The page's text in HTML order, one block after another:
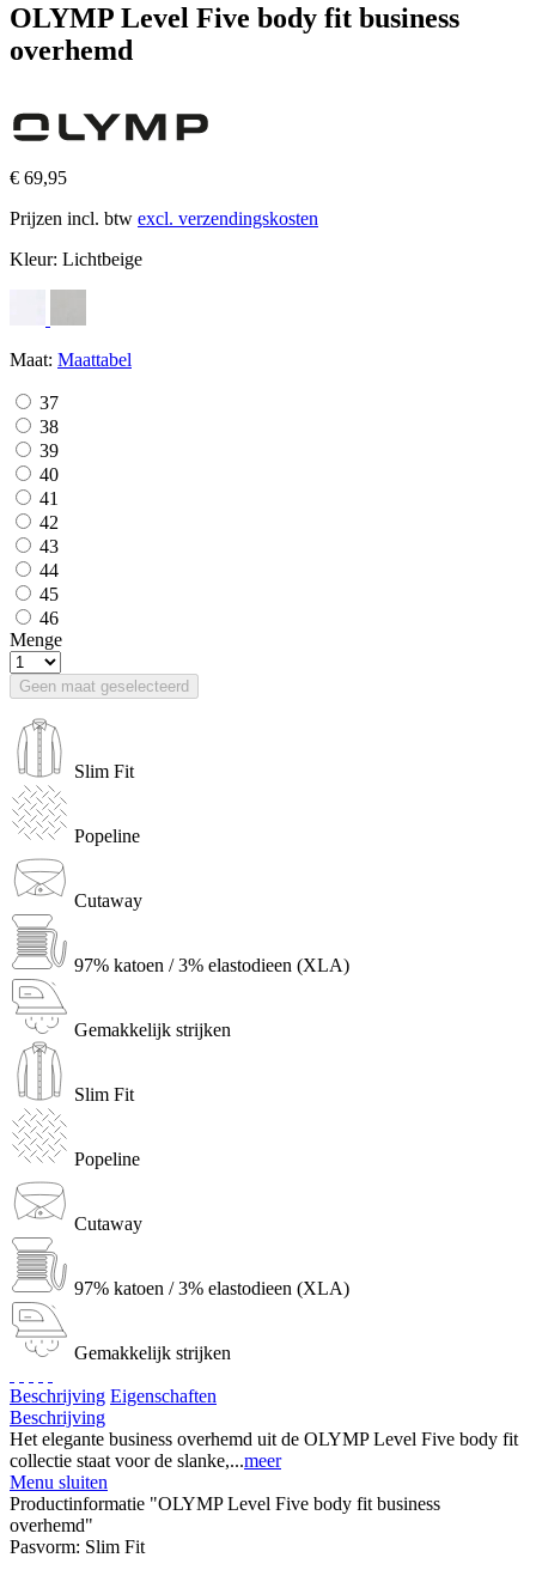
OLYMP Level Five body fit business
overhemd
€ 69,95
Prijzen incl. btw excl. verzendingskosten
Kleur: Lichtbeige
Maat: Maattabel
37
38
39
40
41
42
43
44
45
46
Menge
Geen maat geselecteerd
Slim Fit
Popeline
Cutaway
97% katoen / 3% elastodieen (XLA)
Gemakkelijk strijken
Slim Fit
Popeline
Cutaway
97% katoen / 3% elastodieen (XLA)
Gemakkelijk strijken
Beschrijving Eigenschaften
Beschrijving
Het elegante business overhemd uit de OLYMP Level Five body fit
collectie staat voor de slanke,...meer
Menu sluiten
Productinformatie "OLYMP Level Five body fit business
overhemd"
Pasvorm: Slim Fit